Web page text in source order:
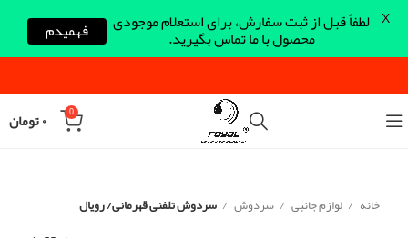
0 ۰تومان
خانه لوازم جانبی سردوش سردوش تلفنی قهرمانی/ رویال
لطفاً قبل از ثبت سفارش، برای استعلام موجودی
محصول با ما تماس بگیرید. فهمیدم X